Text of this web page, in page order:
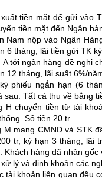
tiền mặt để gửi vào
tiền mặt đến Ngân
Nam nộp vào Ngân
6 tháng, lãi tiền gửi TK
A tới ngân hàng đề nghị
12 tháng, lãi suất 6%/
phiếu ngắn hạn (6
sau. Tất cả thu về bằng
H chuyển tiền từ tài
Số tiền 20 tr.
M mang CMND và STK
tr, kỳ hạn 3 tháng, lãi
Khách hàng đã nhận gốc
xử lý và định khoản các
tài khoản liên quan đều